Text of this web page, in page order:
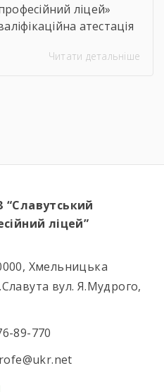
ліцей»
атестація
стравою, кожним
і кондитерів із […]
Читати детальніше
ліцей”
Хмельницька
вул. Я.Мудрого,
89-770